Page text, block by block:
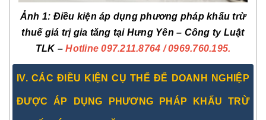
Ảnh 1: Điều kiện áp dụng phương pháp khấu trừ
thuế giá trị gia tăng tại Hưng Yên – Công ty Luật
TLK –Hotline 097.211.8764 / 0969.760.195.
IV. CÁC ĐIỀU KIỆN CỤ THỂ ĐỂ DOANH NGHIỆP
ĐƯỢC ÁP DỤNG PHƯƠNG PHÁP KHẤU TRỪ